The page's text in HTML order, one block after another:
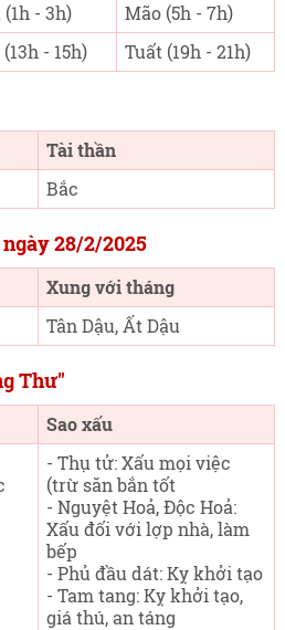
(1h - 3h)
Mão (5h - 7h)
- 15h) Tuất (19h - 21h)
Tài thần
Bắc
28/2/2025
Xung với tháng
Tân Dậu, Ất Dậu
Thư"
Sao xấu
- Thụ tử: Xấu mọi việc
(trừ săn bắn tốt
- Nguyệt Hoả, Độc Hoả:
Xấu đối với lợp nhà, làm
bếp
- Phủ đầu dát: Kỵ khởi tạo
- Tam tang: Kỵ khởi tạo,
giá thú, an táng